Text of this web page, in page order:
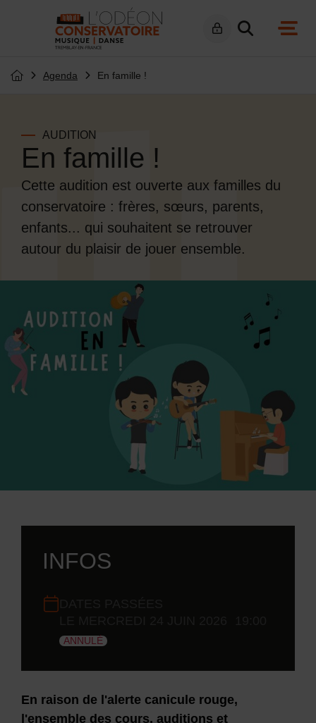
Page d'accueil du site
Agenda En famille !
En famille !
Cette audition est ouverte aux familles du
conservatoire : frères, sœurs, parents,
enfants... qui souhaitent se retrouver
autour du plaisir de jouer ensemble.
AUDITION
En raison de l'alerte canicule rouge,
l'ensemble des cours, auditions et
INFOS
ANNULÉ